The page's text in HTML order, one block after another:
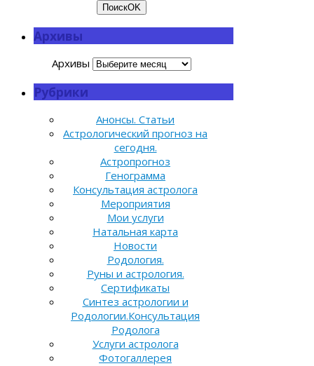
ПоискOK
Архивы
Архивы
Рубрики
Анонсы. Статьи
Астрологический прогноз на
сегодня.
Астропрогноз
Генограмма
Консультация астролога
Мероприятия
Мои услуги
Натальная карта
Новости
Родология.
Руны и астрология.
Сертификаты
Синтез астрологии и
Родологии.Консультация
Родолога
Услуги астролога
Фотогаллерея